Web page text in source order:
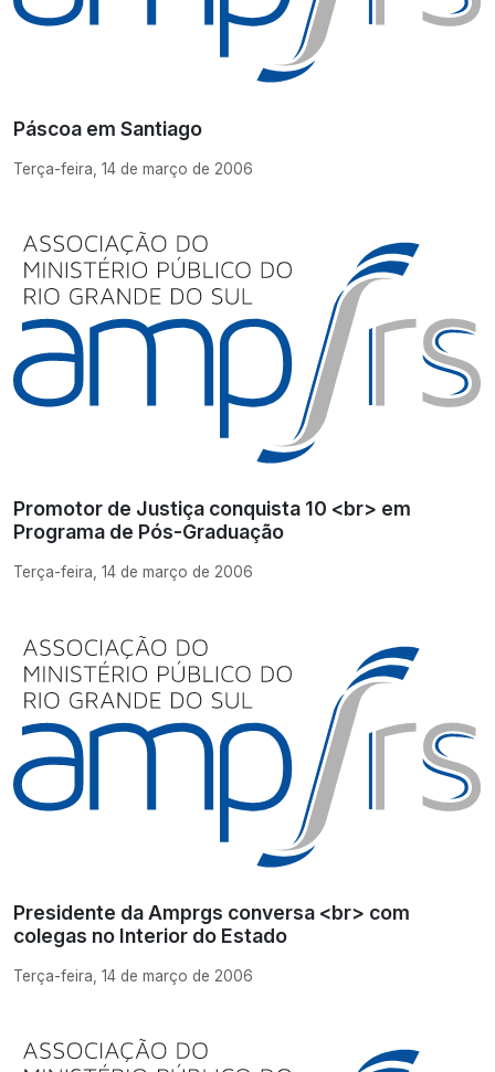
Páscoa em Santiago
Terça-feira, 14 de março de 2006
Promotor de Justiça conquista 10 <br> em
Programa de Pós-Graduação
Terça-feira, 14 de março de 2006
Presidente da Amprgs conversa <br> com
colegas no Interior do Estado
Terça-feira, 14 de março de 2006